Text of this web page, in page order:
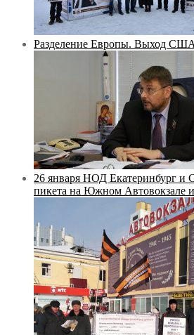
Разделение Европы. Выход
26 января НОД Екатеринбург и
пикета на Южном Автовокзале